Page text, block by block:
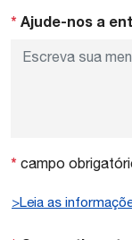
* Ajude-nos a
* campo
>Leia as